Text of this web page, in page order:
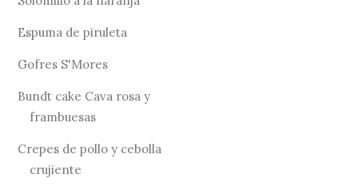
Espuma de piruleta
Gofres S'Mores
Bundt cake Cava rosa y
frambuesas
Crepes de pollo y cebolla
crujiente